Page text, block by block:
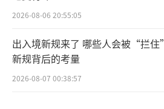
2026-08-06 20:55:05
出入境新规来了 哪些人会被“拦住”
新规背后的考量
2026-08-07 00:38:57